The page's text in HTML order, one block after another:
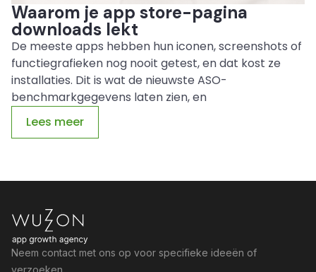
Waarom je app store-pagina
downloads lekt
De meeste apps hebben hun iconen, screenshots of
functiegrafieken nog nooit getest, en dat kost ze
installaties. Dit is wat de nieuwste ASO-
benchmarkgegevens laten zien, en
Lees meer
Neem contact met ons op voor specifieke ideeën of
verzoeken.